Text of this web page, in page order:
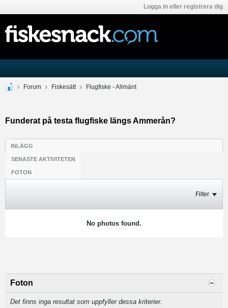
Logga in eller registrera dig
Forum Fiskesätt Flugfiske - Allmänt
Funderat på testa flugfiske längs Ammerån?
INLÄGG
SENASTE AKTIVITETEN
FOTON
Filter
No photos found.
Foton
Det finns inga resultat som uppfyller dessa kriterier.